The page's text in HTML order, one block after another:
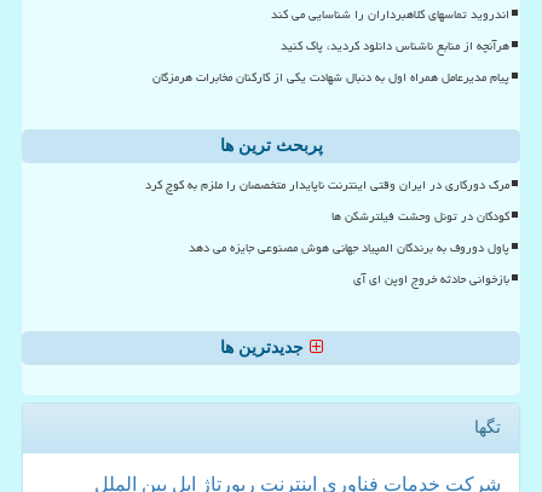
اندروید تماسهای کلاهبرداران را شناسایی می کند
هرآنچه از منابع ناشناس دانلود کردید، پاک کنید
پیام مدیرعامل همراه اول به دنبال شهادت یکی از کارکنان مخابرات هرمزگان
پربحث ترین ها
مرگ دورکاری در ایران وقتی اینترنت ناپایدار متخصصان را ملزم به کوچ کرد
کودکان در تونل وحشت فیلترشکن ها
پاول دوروف به برندگان المپیاد جهانی هوش مصنوعی جایزه می دهد
بازخوانی حادثه خروج اوپن ای آی
جدیدترین ها
تگها
شركت خدمات فناوری اینترنت رپورتاژ اپل بین الملل